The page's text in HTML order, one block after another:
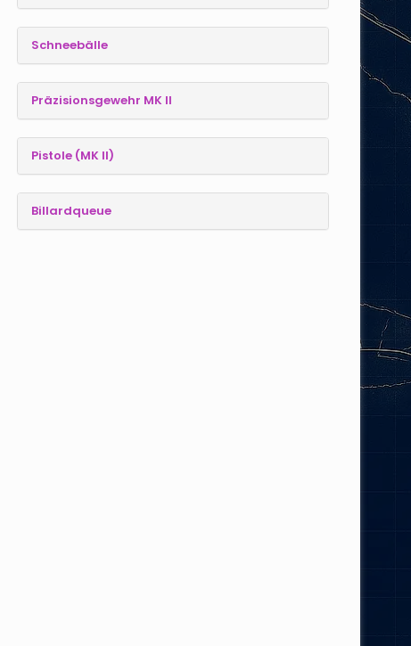
Schneebälle
Präzisionsgewehr MK II
Pistole (MK II)
Billardqueue